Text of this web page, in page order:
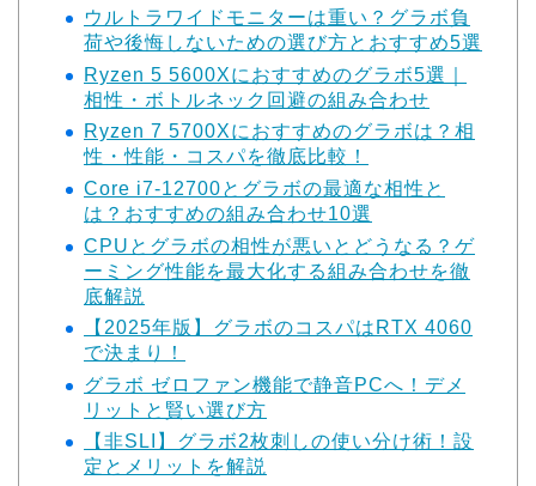
ウルトラワイドモニターは重い？グラボ負
荷や後悔しないための選び方とおすすめ5選
Ryzen 5 5600Xにおすすめのグラボ5選｜
相性・ボトルネック回避の組み合わせ
Ryzen 7 5700Xにおすすめのグラボは？相
性・性能・コスパを徹底比較！
Core i7-12700とグラボの最適な相性と
は？おすすめの組み合わせ10選
CPUとグラボの相性が悪いとどうなる？ゲ
ーミング性能を最大化する組み合わせを徹
底解説
【2025年版】グラボのコスパはRTX 4060
で決まり！
グラボ ゼロファン機能で静音PCへ！デメ
リットと賢い選び方
【非SLI】グラボ2枚刺しの使い分け術！設
定とメリットを解説